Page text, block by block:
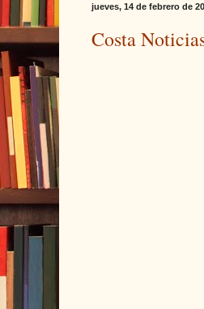
jueves, 14 de febrero de
Costa